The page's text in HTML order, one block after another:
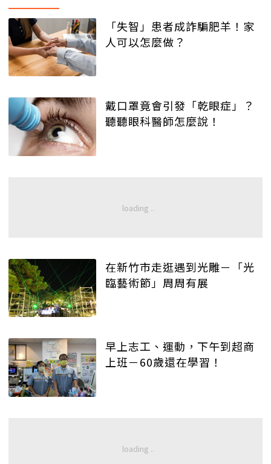
「失智」患者成詐騙肥羊！家
人可以怎麼做？
戴口罩竟會引發「乾眼症」？
聽聽眼科醫師怎麼說！
在新竹市走逛遇到光雕－「光
臨藝術節」周周有展
早上志工、運動，下午到超商
上班－60歲還在學習！